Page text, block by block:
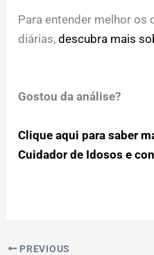
Para entender melhor os
diárias,descubra mais
Gostou da análise?
Clique aqui para saber
Cuidador de Idosos e
PREVIOUS